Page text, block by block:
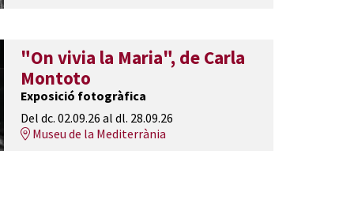
"On vivia la Maria", de Carla
Montoto
Exposició fotogràfica
Del dc. 02.09.26 al dl. 28.09.26
Museu de la Mediterrània